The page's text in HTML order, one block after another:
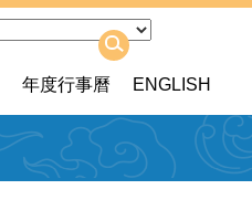
年度行事曆 ENGLISH